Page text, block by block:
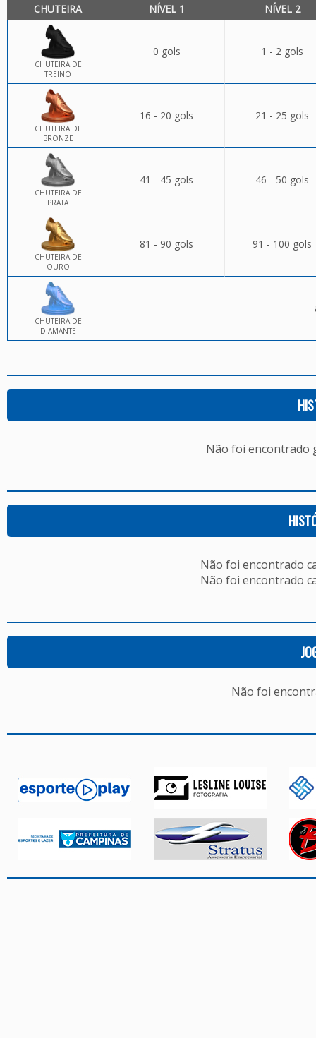
CHUTEIRA NÍVEL 1 NÍVEL 2
CHUTEIRA DE
TREINO
0 gols 1 - 2 gols
CHUTEIRA DE
BRONZE
16 - 20 gols 21 - 25 gols
CHUTEIRA DE
PRATA
41 - 45 gols 46 - 50 gols
CHUTEIRA DE
OURO
81 - 90 gols 91 - 100 gols
CHUTEIRA DE
DIAMANTE
Não foi encontrado
Não foi encontrado
Não foi encontrado
Não foi